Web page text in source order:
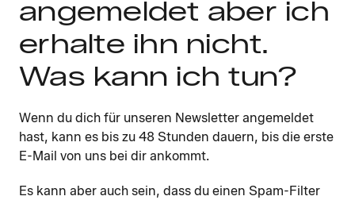
angemeldet aber ich
erhalte ihn nicht.
Was kann ich tun?
Wenn du dich für unseren Newsletter angemeldet
hast, kann es bis zu 48 Stunden dauern, bis die erste
E-Mail von uns bei dir ankommt.
Es kann aber auch sein, dass du einen Spam-Filter